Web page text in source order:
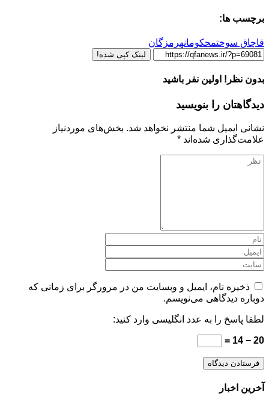
برچسب ها:
قاچاق سوختمحکومانهرمزگان
لینک کپی شده!
بدون نظر! اولین نفر باشید
دیدگاهتان را بنویسید
نشانی ایمیل شما منتشر نخواهد شد. بخش‌های موردنیاز
علامت‌گذاری شده‌اند *
ذخیره نام، ایمیل و وبسایت من در مرورگر برای زمانی که
دوباره دیدگاهی می‌نویسم.
لطفا پاسخ را به عدد انگلیسی وارد کنید:
20 − 14 =
آخرین اخبار